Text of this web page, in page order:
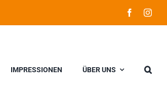
IMPRESSIONEN ÜBER UNS